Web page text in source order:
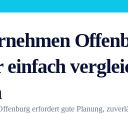
erfordert gute Planung,